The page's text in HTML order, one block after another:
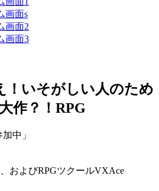
！いそがしい人のため
作？！RPG
中」
およびRPGツクールVXAce